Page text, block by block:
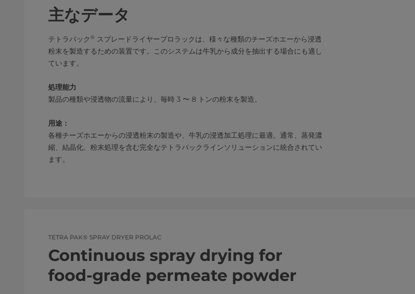
主なデータ
テトラパック® スプレードライヤープロラックは、様々な種類のチーズホエーから浸透
粉末を製造するための装置です。このシステムは牛乳から成分を抽出する場合にも適し
ています。
処理能力
製品の種類や浸透物の流量により、毎時 3 〜 8 トンの粉末を製造。
用途：
各種チーズホエーからの浸透粉末の製造や、牛乳の浸透加工処理に最適。通常、蒸発濃
縮、結晶化、粉末処理を含む完全なテトラパックラインソリューションに統合されてい
ます。
TETRA PAK® SPRAY DRYER PROLAC
Continuous spray drying for
food-grade permeate powder